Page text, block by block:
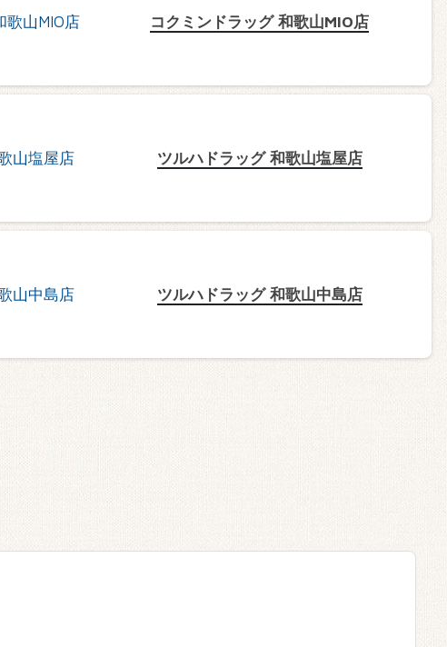
コクミンドラッグ 和歌山MIO店
ツルハドラッグ 和歌山塩屋店
ツルハドラッグ 和歌山中島店